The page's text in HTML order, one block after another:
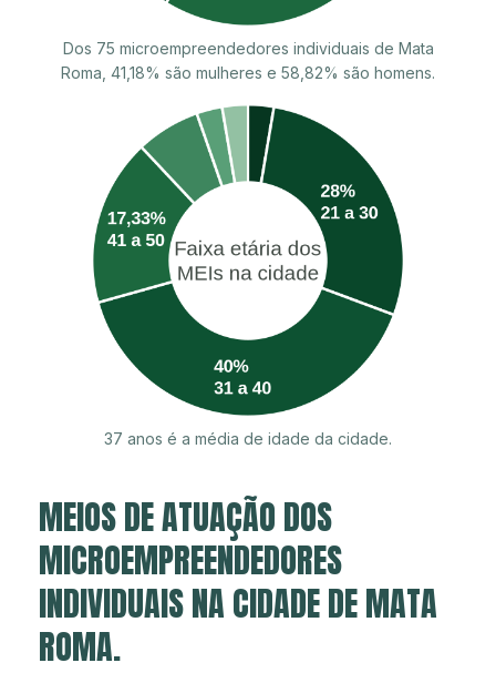
Dos 75 microempreendedores individuais de Mata
Roma, 41,18% são mulheres e 58,82% são homens.
37 anos é a média de idade da cidade.
MEIOS DE ATUAÇÃO DOS
MICROEMPREENDEDORES
INDIVIDUAIS NA CIDADE DE MATA
ROMA.